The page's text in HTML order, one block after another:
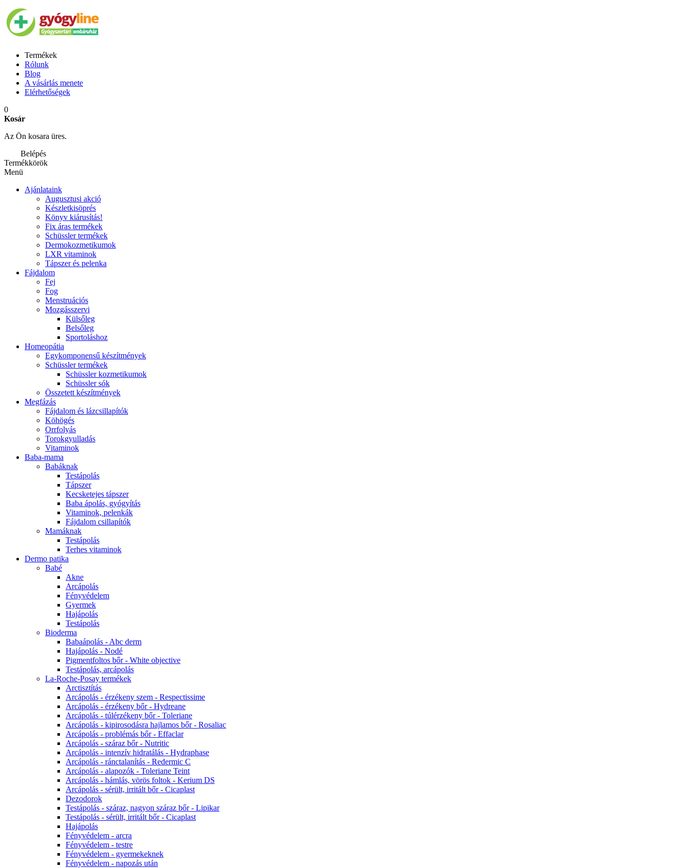
Termékek
Rólunk
Blog
A vásárlás menete
Elérhetőségek
0
Kosár
Az Ön kosara üres.
Belépés
Termékkörök
Menü
Ajánlataink
Augusztusi akció
Készletkisöprés
Könyv kiárusítás!
Fix áras termékek
Schüssler termékek
Dermokozmetikumok
LXR vitaminok
Tápszer és pelenka
Fájdalom
Fej
Fog
Menstruációs
Mozgásszervi
Külsőleg
Belsőleg
Sportoláshoz
Homeopátia
Egykomponensű készítmények
Schüssler termékek
Schüssler kozmetikumok
Schüssler sók
Összetett készítmények
Megfázás
Fájdalom és lázcsillapítók
Köhögés
Orrfolyás
Torokgyulladás
Vitaminok
Baba-mama
Babáknak
Testápolás
Tápszer
Kecsketejes tápszer
Baba ápolás, gyógyítás
Vitaminok, pelenkák
Fájdalom csillapítók
Mamáknak
Testápolás
Terhes vitaminok
Dermo patika
Babé
Akne
Arcápolás
Fényvédelem
Gyermek
Hajápolás
Testápolás
Bioderma
Babaápolás - Abc derm
Hajápolás - Nodé
Pigmentfoltos bőr - White objective
Testápolás, arcápolás
La-Roche-Posay termékek
Arctisztítás
Arcápolás - érzékeny szem - Respectissime
Arcápolás - érzékeny bőr - Hydreane
Arcápolás - túlérzékeny bőr - Toleriane
Arcápolás - kipirosodásra hajlamos bőr - Rosaliac
Arcápolás - problémás bőr - Effaclar
Arcápolás - száraz bőr - Nutritic
Arcápolás - intenzív hidratálás - Hydraphase
Arcápolás - ránctalanítás - Redermic C
Arcápolás - alapozók - Toleriane Teint
Arcápolás - hámlás, vörös foltok - Kerium DS
Arcápolás - sérült, irritált bőr - Cicaplast
Dezodorok
Testápolás - száraz, nagyon száraz bőr - Lipikar
Testápolás - sérült, irritált bőr - Cicaplast
Hajápolás
Fényvédelem - arcra
Fényvédelem - testre
Fényvédelem - gyermekeknek
Fényvédelem - napozás után